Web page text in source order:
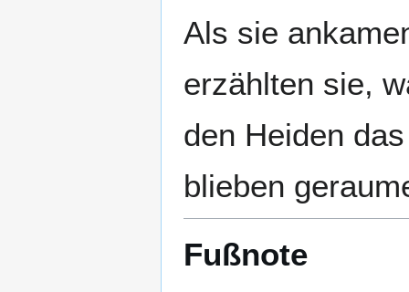
Als sie
erzählten sie,
den Heiden
blieben
Fußnote